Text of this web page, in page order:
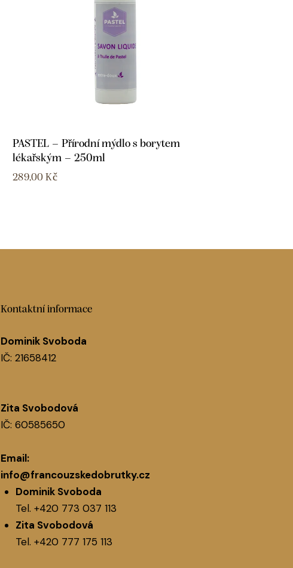
PASTEL – Přírodní mýdlo s borytem
lékařským – 250ml
289,00Kč
Kontaktní informace
Dominik Svoboda
IČ: 21658412
Zita Svobodová
IČ: 60585650
Email:
info@francouzskedobrutky.cz
Dominik Svoboda
Tel.+420 773 037 113
Zita Svobodová
Tel.+420 777 175 113